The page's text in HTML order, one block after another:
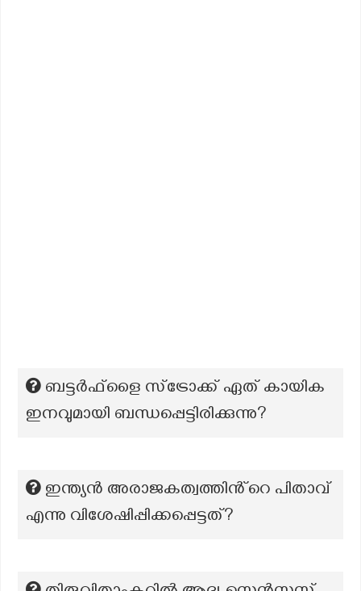
ബട്ടർഫ്‌ളൈ സ്ട്രോക്ക് ഏത് കായിക
ഇനവുമായി ബന്ധപ്പെട്ടിരിക്കുന്നു?
ഇന്ത്യൻ അരാജകത്വത്തിൻ്റെ പിതാവ്
എന്നു വിശേഷിപ്പിക്കപ്പെട്ടത്?